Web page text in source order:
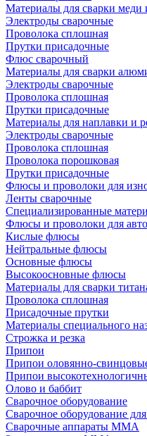
Материалы для сварки меди
Электроды сварочные
Проволока сплошная
Прутки присадочные
Флюс сварочный
Материалы для сварки
Электроды сварочные
Проволока сплошная
Прутки присадочные
Материалы для наплавки и
Электроды сварочные
Проволока сплошная
Проволока порошковая
Прутки присадочные
Флюсы и проволоки для
Ленты сварочные
Специализированные
Флюсы и проволоки для
Кислые флюсы
Нейтральные флюсы
Основные флюсы
Высокоосновные флюсы
Материалы для сварки
Проволока сплошная
Присадочные прутки
Материалы специального
Строжка и резка
Припои
Припои оловянно-
Припои
Олово и баббит
Сварочное оборудование
Сварочное оборудование
Сварочные аппараты MMA